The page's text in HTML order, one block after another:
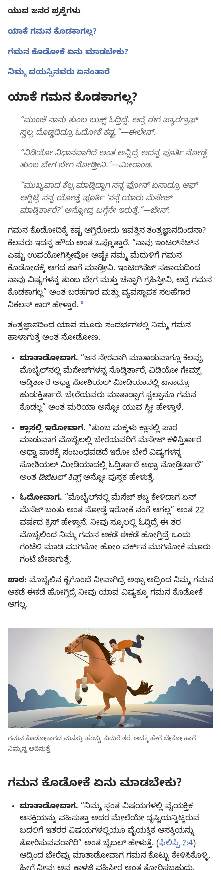
ಯುವ ಜನರ ಪ್ರಶ್ನೆಗಳು
ಯಾಕೆ ಗಮನ ಕೊಡಕಾಗಲ್ಲ?
ಗಮನ ಕೊಡೋಕೆ ಏನು ಮಾಡಬೇಕು?
ನಿಮ್ಮ ವಯಸ್ಸಿನವರು ಏನಂತಾರೆ
ಯಾಕೆ ಗಮನ ಕೊಡಕಾಗಲ್ಲ?
“ಮುಂಚೆ ನಾನು ತುಂಬ ಬುಕ್ಸ್‌ ಓದ್ತಿದ್ದೆ. ಆದ್ರೆ ಈಗ ಪ್ಯಾರಗ್ರಾಫ್‌
ಸ್ವಲ್ಪ ದೊಡ್ಡದಿದ್ರೂ ಓದೋಕೆ ಕಷ್ಟ.”—ಈಲೇನ್‌.
“ವಿಡಿಯೋ ನಿಧಾನವಾಗಿದೆ ಅಂತ ಅನ್ಸಿದ್ರೆ ಅದನ್ನ ಪೂರ್ತಿ ನೋಡ್ದೆ
ತುಂಬ ಬೇಗ ಬೇಗ ನೋಡ್ತೀನಿ.”—ಮೀರಾಂಡ.
“ಮುಖ್ಯವಾದ ಕೆಲ್ಸ ಮಾಡ್ತಿದ್ದಾಗ ನನ್ನ ಫೋನ್‌ ಏನಾದ್ರೂ ಆಫ್‌
ಆಗ್ಬಿಟ್ರೆ ನನ್ನ ಯೋಚ್ನೆ ಪೂರ್ತಿ ‘ನನ್ಗೆ ಯಾರು ಮೆಸೇಜ್‌
ಮಾಡ್ತಿರ್ತಾರೆ?’ ಅನ್ನೋದ್ರ ಬಗ್ಗೆನೇ ಇರುತ್ತೆ.”—ಜೇನ್‌.
ಗಮನ ಕೊಡೋದಿಕ್ಕೆ ಕಷ್ಟ ಆಗ್ತಿರೋದು ಇವತ್ತಿನ ತಂತ್ರಜ್ಞಾನದಿಂದನಾ?
ಕೆಲವರು ಇದನ್ನ ಹೌದು ಅಂತ ಒಪ್ಕೊತ್ತಾರೆ. “ನಾವು ಇಂಟರ್‌ನೆಟ್‌ನ
ಎಷ್ಟು ಉಪಯೋಗಿಸ್ತೀವೋ ಅಷ್ಟೇ ನಮ್ಮ ಮೆದುಳಿಗೆ ಗಮನ
ಕೊಡೋದಕ್ಕೆ ಆಗದ ಹಾಗೆ ಮಾಡ್ತೀವಿ. ಇಂಟರ್‌ನೆಟ್‌ ಸಹಾಯದಿಂದ
ನಾವು ವಿಷ್ಯಗಳನ್ನ ತುಂಬ ಬೇಗ ಮತ್ತು ಚೆನ್ನಾಗಿ ಗ್ರಹಿಸ್ತೀವಿ, ಆದ್ರೆ ಗಮನ
ಕೊಡಕಾಗಲ್ಲ” ಅಂತ ಬರಹಗಾರ ಮತ್ತು ವ್ಯವಸ್ಥಾಪಕ ಸಲಹೆಗಾರ
ನಿಕಲಸ್‌ ಕಾರ್‌ ಹೇಳ್ತಾರೆ. a
ತಂತ್ರಜ್ಞಾನದಿಂದ ಯಾವ ಮೂರು ಸಂದರ್ಭಗಳಲ್ಲಿ ನಿಮ್ಮ ಗಮನ
ಹಾಳಾಗುತ್ತೆ ಅಂತ ನೋಡೋಣ.
ಮಾತಾಡೋವಾಗ. “ಜನ ನೇರವಾಗಿ ಮಾತಾಡುವಾಗ್ಲೂ ಕೆಲವ್ರು
ಮೊಬೈಲ್‌ನಲ್ಲಿ ಮೆಸೇಜ್‌ಗಳನ್ನ ನೊಡ್ತಿರ್ತಾರೆ, ವಿಡಿಯೋ ಗೇಮ್ಸ್‌
ಆಡ್ತಿರ್ತಾರೆ ಅಥ್ವಾ ಸೋಶಿಯಲ್‌ ಮೀಡಿಯಾದಲ್ಲಿ ಏನಾದ್ರೂ
ಹುಡುಕ್ತಿರ್ತಾರೆ. ಬೇರೆಯವರು ಮಾತಾಡ್ವಾಗ ಸ್ವಲ್ಪಾನೂ ಗಮನ
ಕೊಡಲ್ಲ” ಅಂತ ಮರಿಯಾ ಅನ್ನೋ ಯುವ ಸ್ತ್ರೀ ಹೇಳ್ತಾಳೆ.
ಕ್ಲಾಸಲ್ಲಿ ಇರೋವಾಗ. “ತುಂಬ ಮಕ್ಕಳು ಕ್ಲಾಸಲ್ಲಿ ಪಾಠ
ಮಾಡುವಾಗ ಮೊಬೈಲಲ್ಲಿ ಬೇರೆಯವರಿಗೆ ಮೆಸೇಜ್‌ ಕಳಿಸ್ತಿರ್ತಾರೆ
ಅಥ್ವಾ ಪಾಠಕ್ಕೆ ಸಂಬಂಧಪಡದೆ ಇರೋ ಬೇರೆ ವಿಷ್ಯಗಳನ್ನ
ಸೋಶಿಯಲ್‌ ಮೀಡಿಯಾದಲ್ಲಿ ಓದ್ತಿರ್ತಾರೆ ಅಥ್ವಾ ನೋಡ್ತಿರ್ತಾರೆ”
ಅಂತ ಡಿಜಿಟಲ್‌ ಕಿಡ್ಸ್‌ಅನ್ನೋ ಪುಸ್ತಕ ಹೇಳುತ್ತೆ.
ಓದೋವಾಗ. “ಮೊಬೈಲ್‌ನಲ್ಲಿ ಮೆಸೆಜ್‌ ಶಬ್ದ ಕೇಳಿದಾಗ ಏನ್‌
ಮೆಸೆಜ್‌ ಬಂತು ಅಂತ ನೋಡ್ದೆ ಇರೋಕೆ ನಂಗೆ ಆಗಲ್ಲ” ಅಂತ 22
ವರ್ಷದ ಕ್ರಿಸ್‌ ಹೇಳ್ತಾನೆ. ನೀವು ಸ್ಕೂಲಲ್ಲಿ ಓದ್ತಿದ್ರೆ ಈ ತರ
ಮೊಬೈಲಿಂದ ನಿಮ್ಮ ಗಮನ ಆಕಡೆ ಈಕಡೆ ಹೋಗ್ತಿದ್ರೆ ಒಂದು
ಗಂಟೆಲಿ ಮಾಡಿ ಮುಗಿಸೋ ಹೋಂ ವರ್ಕ್‌ನ ಮುಗಿಸೋಕೆ ಮೂರು
ಗಂಟೆ ಬೇಕಾಗುತ್ತೆ.
ಪಾಠ: ಮೊಬೈಲಿನ ಕೈಗೊಂಬೆ ನೀವಾಗಿದ್ರೆ ಅಥ್ವಾ ಅದ್ರಿಂದ ನಿಮ್ಮ ಗಮನ
ಆಕಡೆ ಈಕಡೆ ಹೋಗ್ತಿದ್ರೆ ನೀವು ಯಾವ ವಿಷ್ಯಕ್ಕೂ ಗಮನ ಕೊಡೋಕೆ
ಆಗಲ್ಲ.
ಗಮನ ಕೊಡೋಕಾಗದ ಮನಸ್ಸು ಹುಚ್ಚು ಕುದುರೆ ತರ. ಅದಕ್ಕೆ ಹೇಗೆ ಬೇಕೋ ಹಾಗೆ
ನಿಮ್ಮನ್ನ ಆಡಿಸುತ್ತೆ
ಗಮನ ಕೊಡೋಕೆ ಏನು ಮಾಡಬೇಕು?
ಮಾತಾಡೋವಾಗ. “ನಿಮ್ಮ ಸ್ವಂತ ವಿಷಯಗಳಲ್ಲಿ ವೈಯಕ್ತಿಕ
ಆಸಕ್ತಿಯನ್ನು ವಹಿಸುತ್ತಾ ಅದರ ಮೇಲೆಯೇ ದೃಷ್ಟಿಯನ್ನಿಟ್ಟಿರುವ
ಬದಲಿಗೆ ಇತರರ ವಿಷಯಗಳಲ್ಲಿಯೂ ವೈಯಕ್ತಿಕ ಆಸಕ್ತಿಯನ್ನು
ತೋರಿಸುವವರಾಗಿರಿ” ಅಂತ ಬೈಬಲ್‌ ಹೇಳುತ್ತೆ. (ಫಿಲಿಪ್ಪಿ 2:4)
ಆದ್ರಿಂದ ಬೇರೆವ್ರು ಮಾತಾಡೋವಾಗ ಗಮನ ಕೊಟ್ಟು ಕೇಳಿಸಿಕೊಳ್ಳಿ.